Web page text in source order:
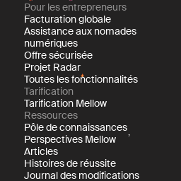
Pour les entrepreneurs
Facturation globale
Assistance aux nomades
numériques
Offre sécurisée
Projet Radar
Toutes les fonctionnalités
Tarification
Tarification Mellow
Ressources
Pôle de connaissances
Perspectives Mellow
Articles
Histoires de réussite
Journal des modifications